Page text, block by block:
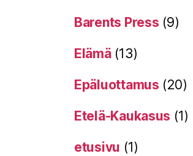
Barents Press (9)
Elämä(13)
Epäluottamus (20)
Etelä-Kaukasus (1)
etusivu (1)